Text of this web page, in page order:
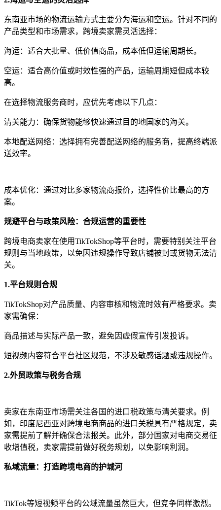
东南亚市场的物流运输方式主要分为海运和空运。针对不同的
产品类型和市场需求，跨境卖家需灵活选择：
海运：适合大批量、低价值商品，成本低但运输周期长。
空运：适合高价值或时效性强的产品，运输周期短但成本较
高。
在选择物流服务商时，应优先考虑以下几点：
清关能力：确保货物能够快速通过目的地国家的海关。
本地配送网络：选择拥有完善配送网络的服务商，提高终端派
送效率。
成本优化：通过对比多家物流商报价，选择性价比最高的方
案。
规避平台与政策风险：合规运营的重要性
跨境电商卖家在使用TikTokShop等平台时，需要特别关注平台
规则与当地政策，以免因违规操作导致店铺被封或货物无法清
关。
1.平台规则合规
TikTokShop对产品质量、内容审核和物流时效有严格要求。卖
家需确保：
商品描述与实际产品一致，避免因虚假宣传引发投诉。
短视频内容符合平台社区规范，不涉及敏感话题或违规操作。
2.外贸政策与税务合规
卖家在东南亚市场需关注各国的进口税政策与清关要求。例
如，印度尼西亚对跨境电商商品的进口关税具有严格规定，卖
家需提前了解并确保合法报关。此外，部分国家对电商交易征
收增值税，卖家需提前做好税务规划，以免影响利润。
私域流量：打造跨境电商的护城河
TikTok等短视频平台的公域流量虽然巨大，但竞争同样激烈。